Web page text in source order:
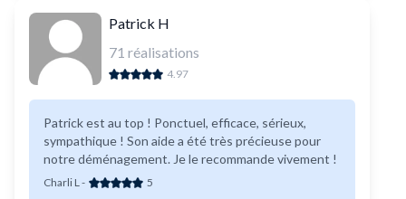
Patrick H
71 réalisations
4.97
Patrick est au top ! Ponctuel, efficace, sérieux,
sympathique ! Son aide a été très précieuse pour
notre déménagement. Je le recommande vivement !
Charli L - 5